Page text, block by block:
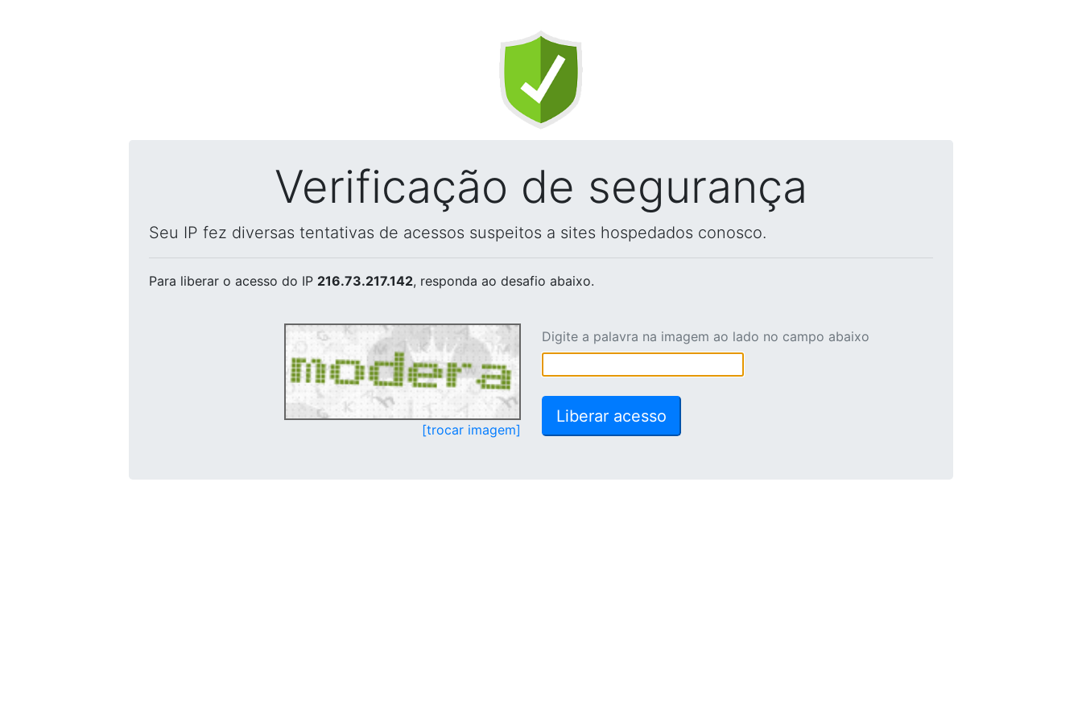
Verificação de segurança
Seu IP fez diversas tentativas de acessos suspeitos a sites hospedados conosco.
Para liberar o acesso do IP 216.73.217.142, responda ao desafio abaixo.
[trocar imagem]
Digite a palavra na imagem ao lado no campo abaixo